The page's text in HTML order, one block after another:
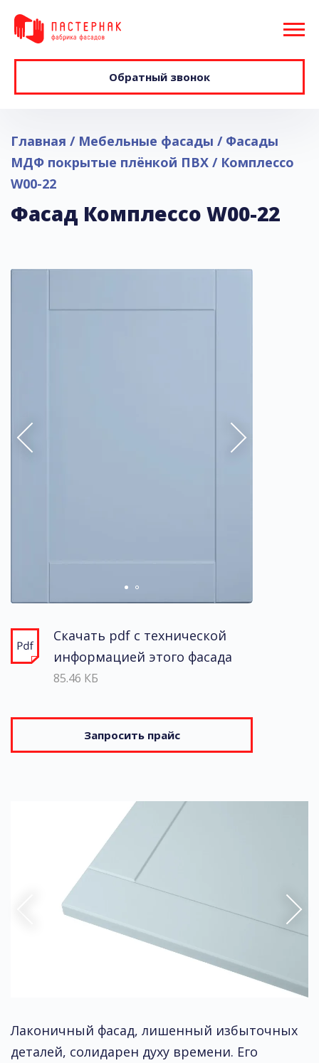
Обратный звонок
Главная Мебельные фасады
Фасады
МДФ покрытые плёнкой ПВХ
Комплессо
W00-22
Фасад Комплессо W00-22
Скачать pdf с технической
информацией этого фасада
85.46 КБ
Запросить прайс
Лаконичный фасад, лишенный избыточных
деталей, солидарен духу времени. Его